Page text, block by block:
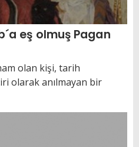
eş olmuş Pagan
olan kişi, tarih
olarak anılmayan bir